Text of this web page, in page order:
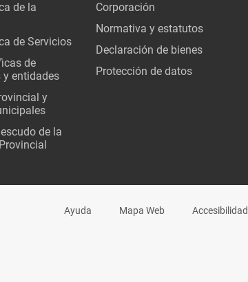
de la
de Servicios
de
entidades
y
de la
Corporación
Normativa y estatutos
Declaración de bienes
Protección de datos
Ayuda Mapa Web Accesibilidad